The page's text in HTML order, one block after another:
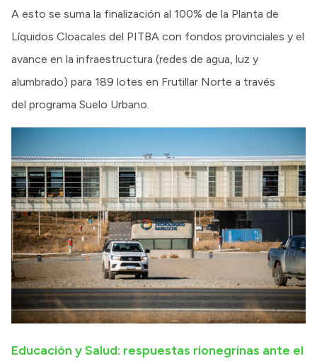
A esto se suma la finalización al 100% de la Planta de
Líquidos Cloacales del PITBA con fondos provinciales y el
avance en la infraestructura (redes de agua, luz y
alumbrado) para 189 lotes en Frutillar Norte a través
del programa Suelo Urbano.
Educación y Salud: respuestas rionegrinas ante el